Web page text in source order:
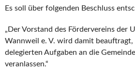
Es soll über folgenden Beschluss
„Der Vorstand des Fördervereins der
Wannweil e. V. wird damit beauftragt,
delegierten Aufgaben an die
veranlassen.“